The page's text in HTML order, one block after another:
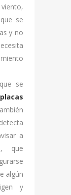
se
y no
se
placas
a
, que
algún
y